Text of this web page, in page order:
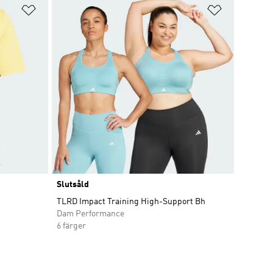
Lägg till på önskelistan
Slutsåld
TLRD Impact Training High-Support Bh
Dam Performance
6 färger